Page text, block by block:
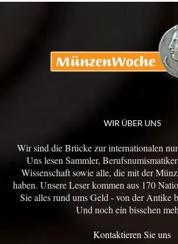
WIR ÜBER UNS
Wir sind die Brücke zur internationalen
Uns lesen Sammler,
Wissenschaft sowie alle, die mit der
haben. Unsere Leser kommen aus 170
Sie alles rund ums Geld - von der Antike
Und noch ein bisschen
Kontaktieren Sie uns